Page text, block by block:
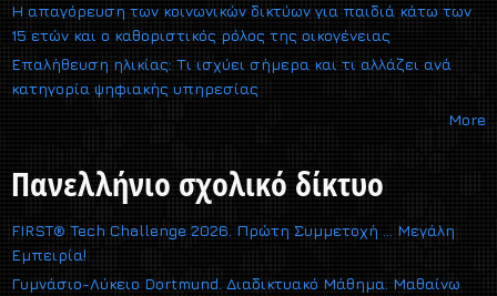
Η απαγόρευση των κοινωνικών δικτύων για παιδιά κάτω των
15 ετών και ο καθοριστικός ρόλος της οικογένειας
Επαλήθευση ηλικίας: Τι ισχύει σήμερα και τι αλλάζει ανά
κατηγορία ψηφιακής υπηρεσίας
More
Πανελλήνιο σχολικό δίκτυο
FIRST® Tech Challenge 2026. Πρώτη Συμμετοχή … Μεγάλη
Εμπειρία!
Γυμνάσιο-Λύκειο Dortmund. Διαδικτυακό Μάθημα. Μαθαίνω